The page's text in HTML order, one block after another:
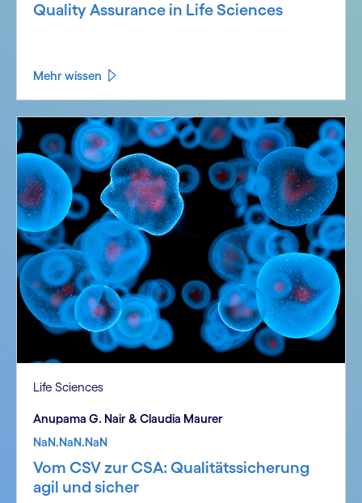
Quality Assurance in Life Sciences
Mehr wissen
Life Sciences
Anupama G. Nair & Claudia Maurer
NaN.NaN.NaN
Vom CSV zur CSA: Qualitätssicherung
agil und sicher